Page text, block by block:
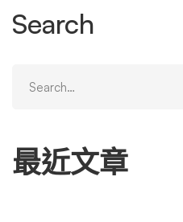
是透過創建排名更高的內容，
為“您的品牌評論”，則工藝
Search
for:
最近文章